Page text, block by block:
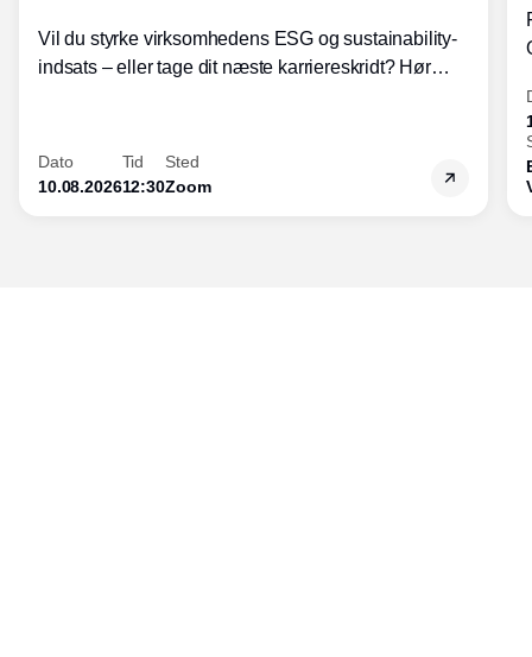
Vil du styrke virksomhedens ESG og sustainability-
indsats – eller tage dit næste karriereskridt? Hør
inden for bæredygtig forretningsudvikling - så du
skaber værdi for både samfund og bundlinje.
Dato
10.08.2026
Tid
12:30
Sted
Zoom